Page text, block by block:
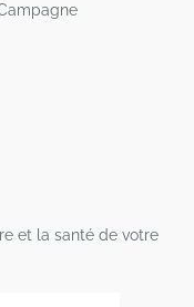
et la santé de votre